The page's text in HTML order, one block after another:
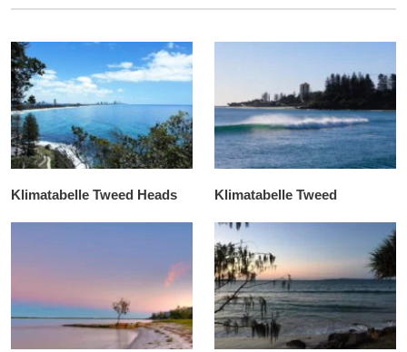
Klimatabelle Tweed Heads Klimatabelle Tweed